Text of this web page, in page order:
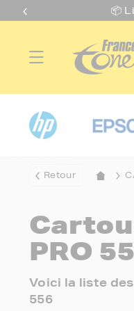
📦
Retour
PRO
Voici la liste
556